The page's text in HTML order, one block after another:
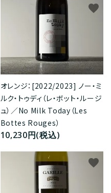
オレンジ：[2022/2023] ノー・ミ
ルク・トゥディ（レ・ボット・ルージ
ュ）／No Milk Today（Les
Bottes Rouges）
10,230円(税込)
favorite
favorite